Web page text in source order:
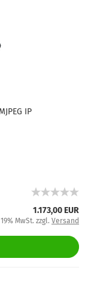
IP
1.173,00 EUR
MwSt. zzgl. Versand